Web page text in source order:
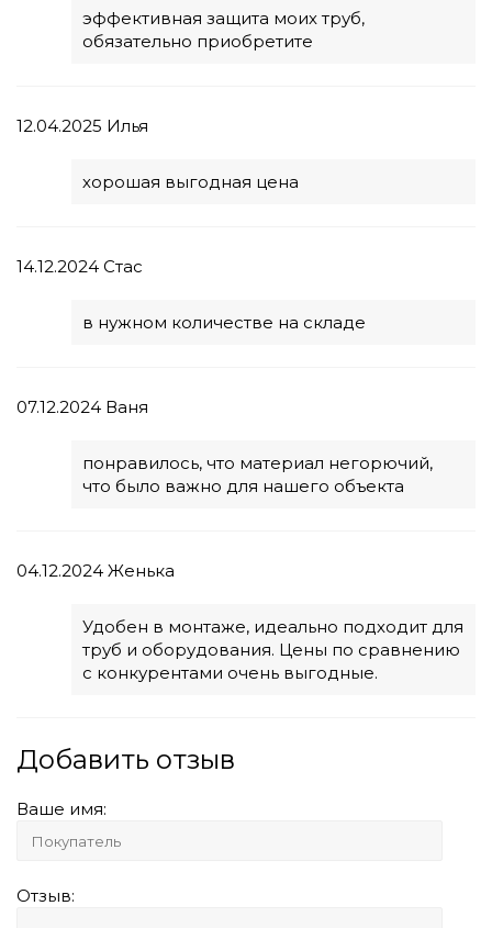
эффективная защита моих труб,
обязательно приобретите
12.04.2025 Илья
хорошая выгодная цена
14.12.2024 Стас
в нужном количестве на складе
07.12.2024 Ваня
понравилось, что материал негорючий,
что было важно для нашего объекта
04.12.2024 Женька
Удобен в монтаже, идеально подходит для
труб и оборудования. Цены по сравнению
с конкурентами очень выгодные.
Добавить отзыв
Ваше имя:
Отзыв: